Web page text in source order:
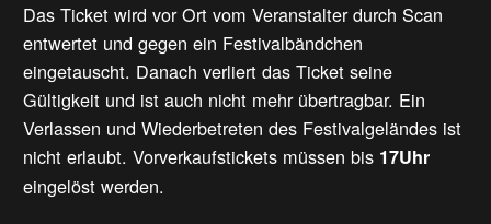
Das Ticket wird vor Ort vom Veranstalter durch Scan
entwertet und gegen ein Festivalbändchen
eingetauscht. Danach verliert das Ticket seine
Gültigkeit und ist auch nicht mehr übertragbar. Ein
Verlassen und Wiederbetreten des Festivalgeländes ist
nicht erlaubt. Vorverkaufstickets müssen bis 17Uhr
eingelöst werden.